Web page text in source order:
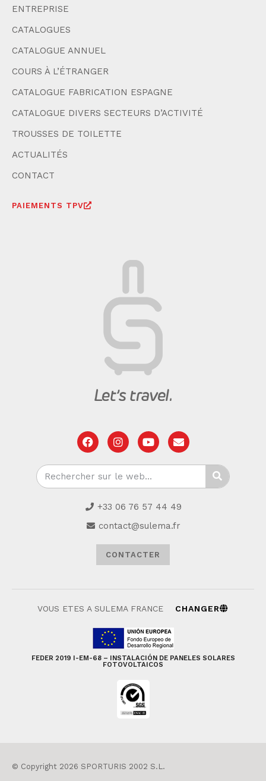
ENTREPRISE
CATALOGUES
CATALOGUE ANNUEL
COURS À L’ÉTRANGER
CATALOGUE FABRICATION ESPAGNE
CATALOGUE DIVERS SECTEURS D’ACTIVITÉ
TROUSSES DE TOILETTE
ACTUALITÉS
CONTACT
PAIEMENTS TPV
+33 06 76 57 44 49
contact@sulema.fr
CONTACTER
VOUS ETES A SULEMA FRANCE CHANGER
FEDER 2019 I-EM-68 – INSTALACIÓN DE PANELES SOLARES
FOTOVOLTAICOS
© Copyright 2026 SPORTURIS 2002 S.L.